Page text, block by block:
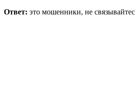
Ответ: это мошенники, не